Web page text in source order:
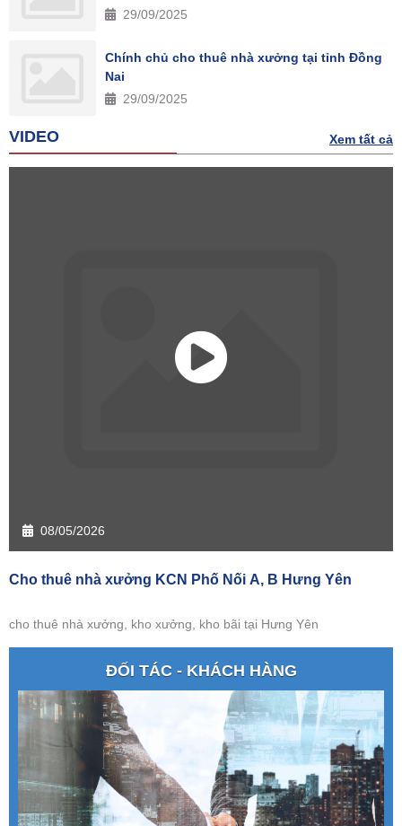
29/09/2025
Chính chủ cho thuê nhà xưởng tại tỉnh Đồng
Nai
29/09/2025
VIDEO Xem tất cả
08/05/2026
Cho thuê nhà xưởng KCN Phố Nối A, B Hưng Yên
cho thuê nhà xưởng, kho xưởng, kho bãi tại Hưng Yên
ĐỐI TÁC - KHÁCH HÀNG